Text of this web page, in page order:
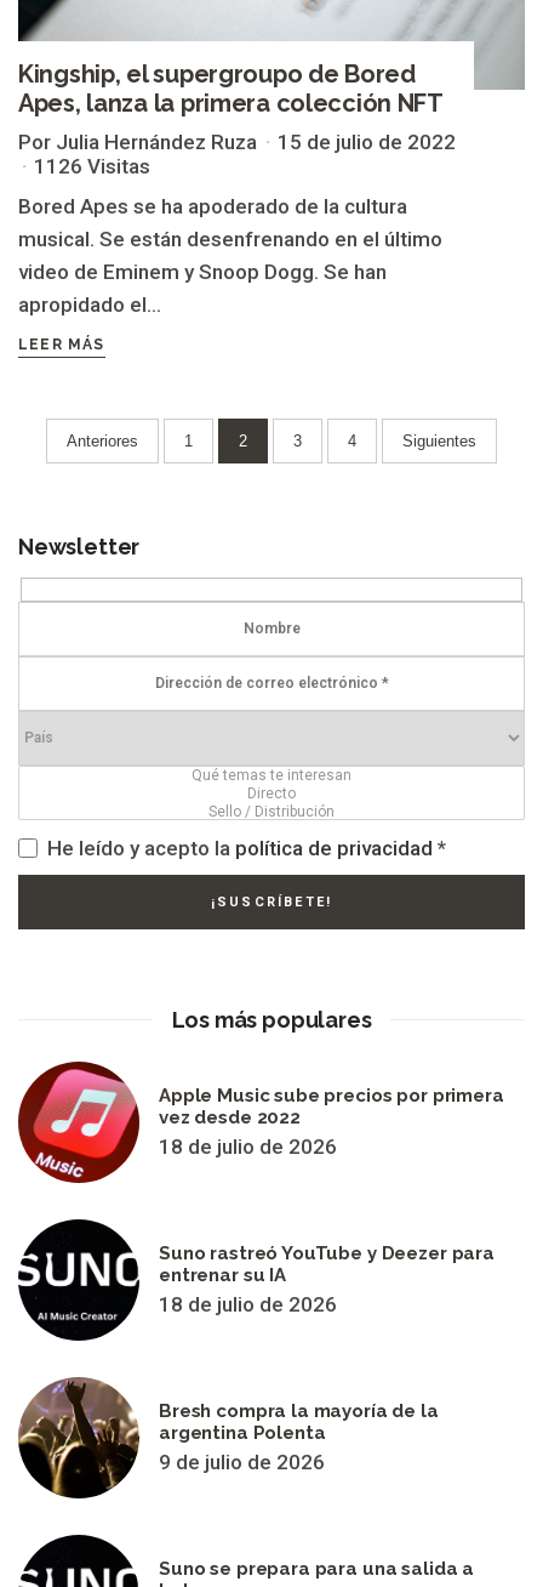
Kingship, el supergroupo de Bored
Apes, lanza la primera colección NFT
Por Julia Hernández Ruza
15 de julio de 2022
1126 Visitas
Bored Apes se ha apoderado de la cultura
musical. Se están desenfrenando en el último
video de Eminem y Snoop Dogg. Se han
apropidado el...
LEER MÁS
Paginación
entradas
Anteriores 1 2 3 4 Siguientes
Newsletter
He leído y acepto la política de privacidad *
Los más populares
Apple Music sube precios por primera
vez desde 2022
18 de julio de 2026
Suno rastreó YouTube y Deezer para
entrenar su IA
18 de julio de 2026
Bresh compra la mayoría de la
argentina Polenta
9 de julio de 2026
Suno se prepara para una salida a